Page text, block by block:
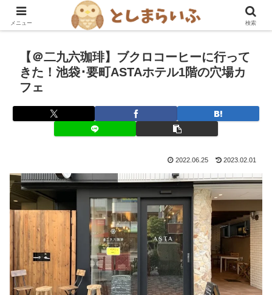
豊島区を楽しむ！グルメ・おでかけ情報ブログ
【＠二九六珈琲】ブクロコーヒーに行って
きた！池袋･要町ASTAホテル1階の穴場カ
フェ
2022.06.25 2023.02.01
メニュー 検索